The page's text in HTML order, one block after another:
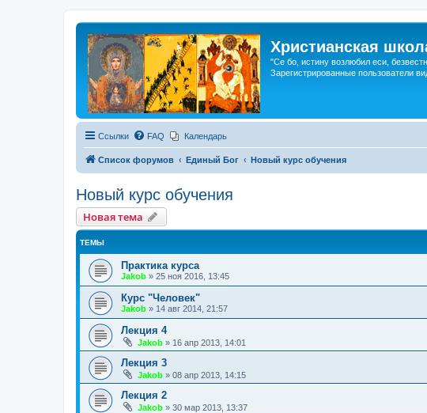
Христианская
"Се бо, истину возлюбил еси,
Зарегистрированные пользователи
Ссылки FAQ Календарь
Список форумов Единый Бог Новый курс обучения
Новый курс обучения
Новая тема
ТЕМЫ
Практика курса
Jakob » 25 ноя 2016, 13:45
Курс "Человек"
Jakob » 14 авг 2014, 21:57
Лекция 4
Jakob » 16 апр 2013, 14:01
Лекция 3
Jakob » 08 апр 2013, 14:15
Лекция 2
Jakob » 30 мар 2013, 13:37